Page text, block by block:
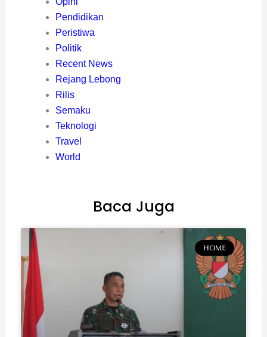
Pendidikan
Peristiwa
Politik
Recent News
Rejang Lebong
Rilis
Semaku
Teknologi
Travel
World
Baca Juga
HOME